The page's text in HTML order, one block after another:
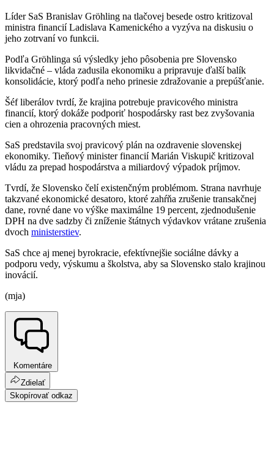
Líder SaS Branislav Gröhling na tlačovej besede ostro kritizoval
ministra financií Ladislava Kamenického a vyzýva na diskusiu o
jeho zotrvaní vo funkcii.
Podľa Gröhlinga sú výsledky jeho pôsobenia pre Slovensko
likvidačné – vláda zadusila ekonomiku a pripravuje ďalší balík
konsolidácie, ktorý podľa neho prinesie zdražovanie a prepúšťanie.
Šéf liberálov tvrdí, že krajina potrebuje pravicového ministra
financií, ktorý dokáže podporiť hospodársky rast bez zvyšovania
cien a ohrozenia pracovných miest.
SaS predstavila svoj pravicový plán na ozdravenie slovenskej
ekonomiky. Tieňový minister financií Marián Viskupič kritizoval
vládu za prepad hospodárstva a miliardový výpadok príjmov.
Tvrdí, že Slovensko čelí existenčným problémom. Strana navrhuje
takzvané ekonomické desatoro, ktoré zahŕňa zrušenie transakčnej
dane, rovné dane vo výške maximálne 19 percent, zjednodušenie
DPH na dve sadzby či zníženie štátnych výdavkov vrátane zrušenia
dvoch ministerstiev.
SaS chce aj menej byrokracie, efektívnejšie sociálne dávky a
podporu vedy, výskumu a školstva, aby sa Slovensko stalo krajinou
inovácií.
(mja)
Komentáre
Zdielať
Skopírovať odkaz